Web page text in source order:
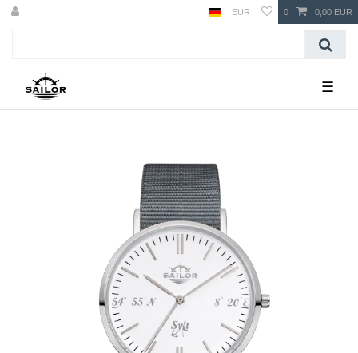
EUR 0 0,00 EUR
☰